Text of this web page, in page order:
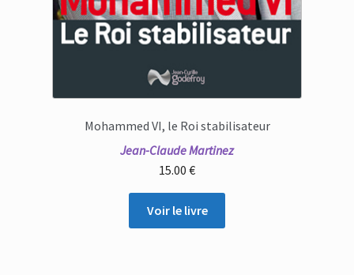
Mohammed VI, le Roi stabilisateur
Jean-Claude Martinez
15.00 €
Voir le livre